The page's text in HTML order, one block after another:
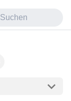
Suchen